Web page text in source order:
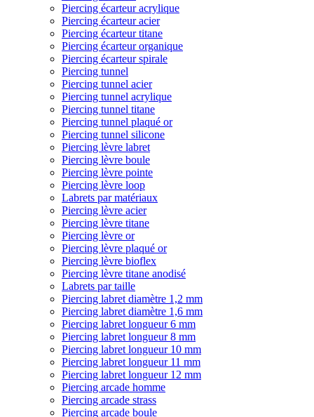
Piercing écarteur acrylique
Piercing écarteur acier
Piercing écarteur titane
Piercing écarteur organique
Piercing écarteur spirale
Piercing tunnel
Piercing tunnel acier
Piercing tunnel acrylique
Piercing tunnel titane
Piercing tunnel plaqué or
Piercing tunnel silicone
Piercing lèvre labret
Piercing lèvre boule
Piercing lèvre pointe
Piercing lèvre loop
Labrets par matériaux
Piercing lèvre acier
Piercing lèvre titane
Piercing lèvre or
Piercing lèvre plaqué or
Piercing lèvre bioflex
Piercing lèvre titane anodisé
Labrets par taille
Piercing labret diamètre 1,2 mm
Piercing labret diamètre 1,6 mm
Piercing labret longueur 6 mm
Piercing labret longueur 8 mm
Piercing labret longueur 10 mm
Piercing labret longueur 11 mm
Piercing labret longueur 12 mm
Piercing arcade homme
Piercing arcade strass
Piercing arcade boule